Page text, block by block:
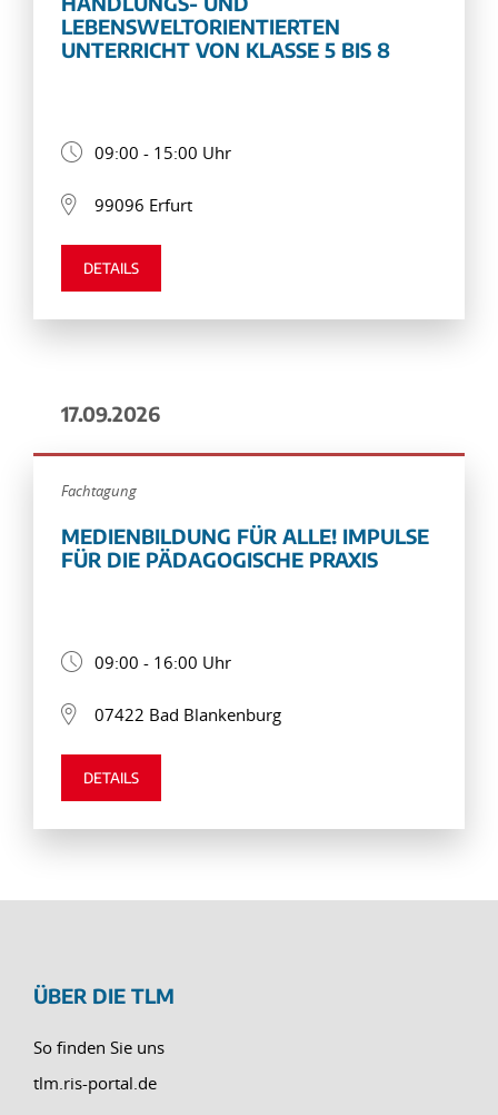
LEBENSWELTORIENTIERTEN
UNTERRICHT VON KLASSE 5 BIS 8
09:00 - 15:00 Uhr
99096 Erfurt
DETAILS
17.09.2026
Fachtagung
MEDIENBILDUNG FÜR ALLE! IMPULSE
FÜR DIE PÄDAGOGISCHE PRAXIS
09:00 - 16:00 Uhr
07422 Bad Blankenburg
DETAILS
ÜBER DIE TLM
So finden Sie uns
tlm.ris-portal.de